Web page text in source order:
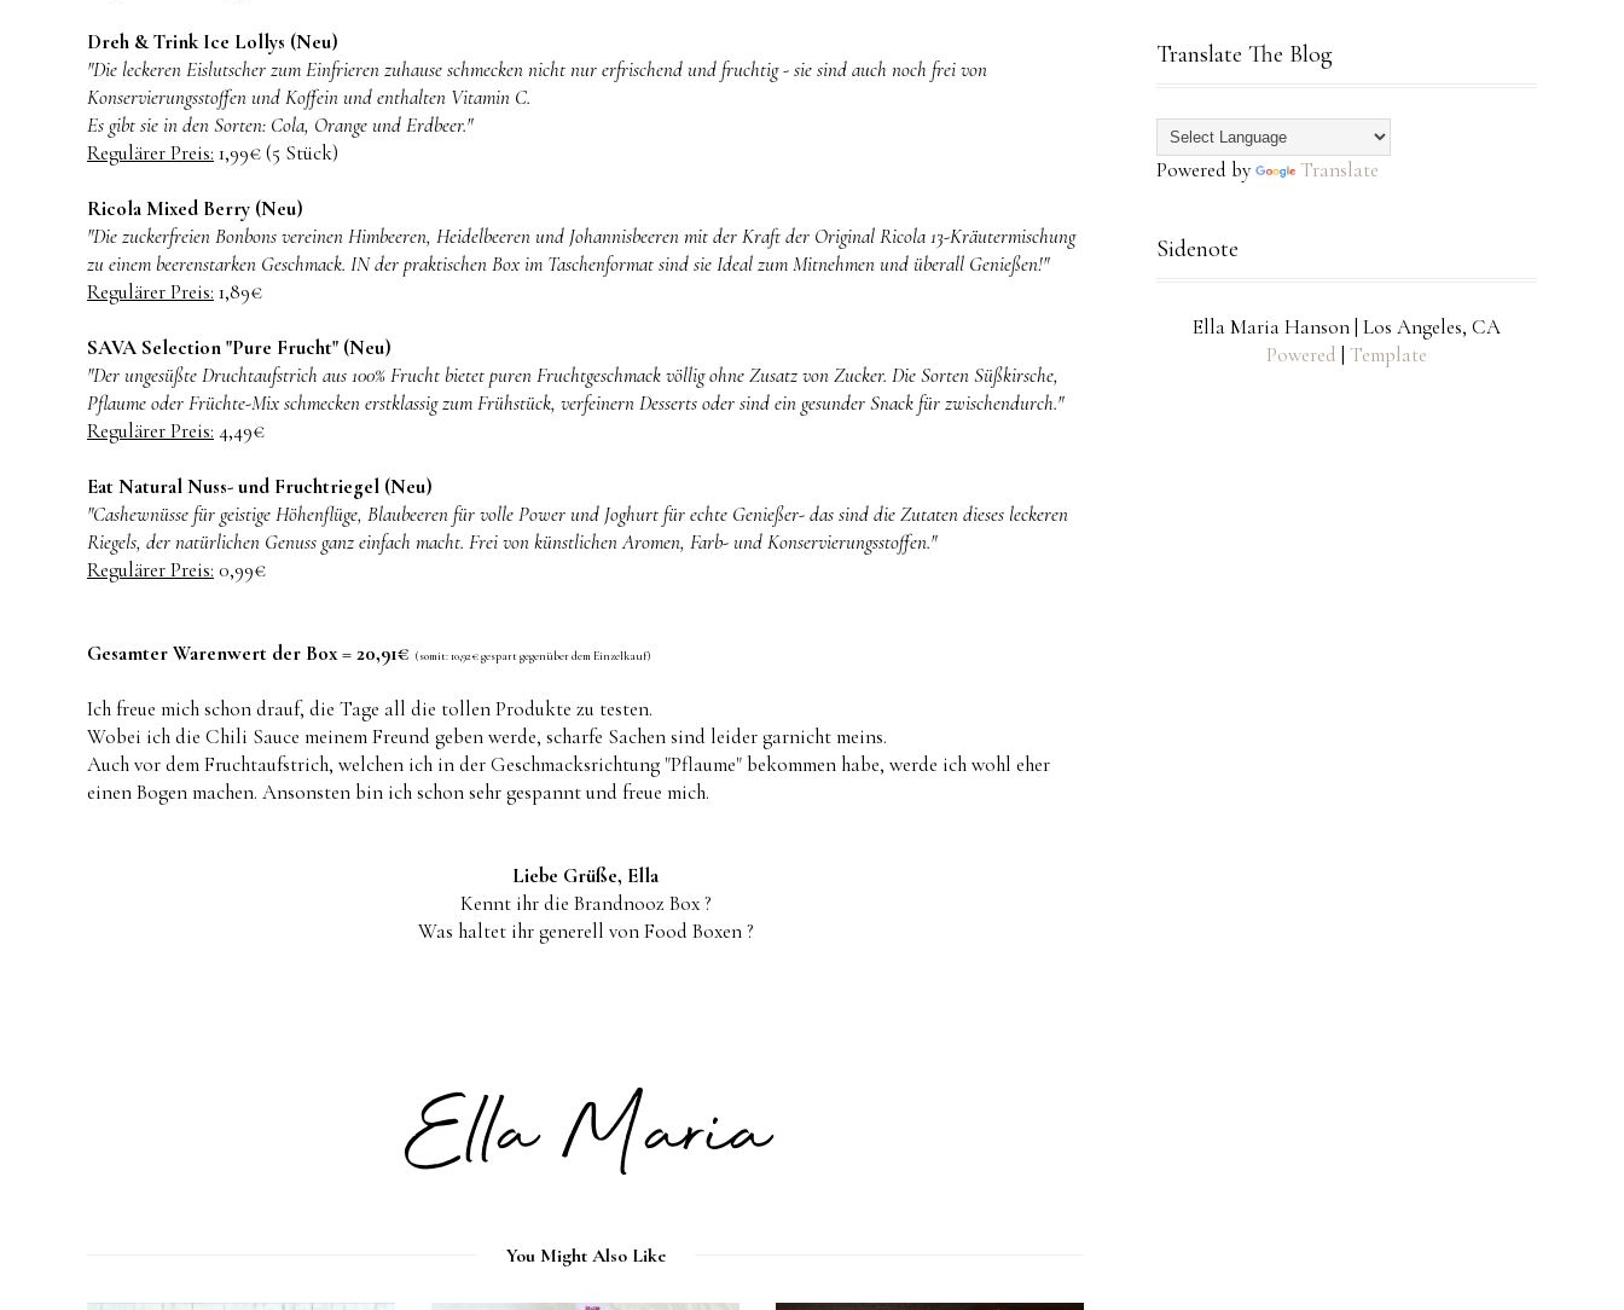
Dreh & Trink Ice Lollys (Neu)
"Die leckeren Eislutscher zum Einfrieren zuhause schmecken nicht nur erfrischend und fruchtig - sie sind auch noch frei von
Konservierungsstoffen und Koffein und enthalten Vitamin C.
Es gibt sie in den Sorten: Cola, Orange und Erdbeer."
Regulärer Preis: 1,99€ (5 Stück)
Ricola Mixed Berry (Neu)
"Die zuckerfreien Bonbons vereinen Himbeeren, Heidelbeeren und Johannisbeeren mit der Kraft der Original Ricola 13-Kräutermischung
zu einem beerenstarken Geschmack. IN der praktischen Box im Taschenformat sind sie Ideal zum Mitnehmen und überall Genießen!"
Regulärer Preis: 1,89€
SAVA Selection "Pure Frucht" (Neu)
"Der ungesüßte Druchtaufstrich aus 100% Frucht bietet puren Fruchtgeschmack völlig ohne Zusatz von Zucker. Die Sorten Süßkirsche,
Pflaume oder Früchte-Mix schmecken erstklassig zum Frühstück, verfeinern Desserts oder sind ein gesunder Snack für zwischendurch."
Regulärer Preis: 4,49€
Eat Natural Nuss- und Fruchtriegel (Neu)
"Cashewnüsse für geistige Höhenflüge, Blaubeeren für volle Power und Joghurt für echte Genießer- das sind die Zutaten dieses leckeren
Riegels, der natürlichen Genuss ganz einfach macht. Frei von künstlichen Aromen, Farb- und Konservierungsstoffen."
Regulärer Preis: 0,99€
Gesamter Warenwert der Box=20,91€ (somit: 10,92€ gespart gegenüber dem Einzelkauf)
Ich freue mich schon drauf, die Tage all die tollen Produkte zu testen.
Wobei ich die Chili Sauce meinem Freund geben werde, scharfe Sachen sind leider garnicht meins.
Auch vor dem Fruchtaufstrich, welchen ich in der Geschmacksrichtung "Pflaume" bekommen habe, werde ich wohl eher
einen Bogen machen. Ansonsten bin ich schon sehr gespannt und freue mich.
Liebe Grüße, Ella
Kennt ihr die Brandnooz Box ?
Was haltet ihr generell von Food Boxen ?
You Might Also Like
Translate The Blog
Powered by Translate
Sidenote
Ella Maria Hanson | Los Angeles, CA
Powered
Template